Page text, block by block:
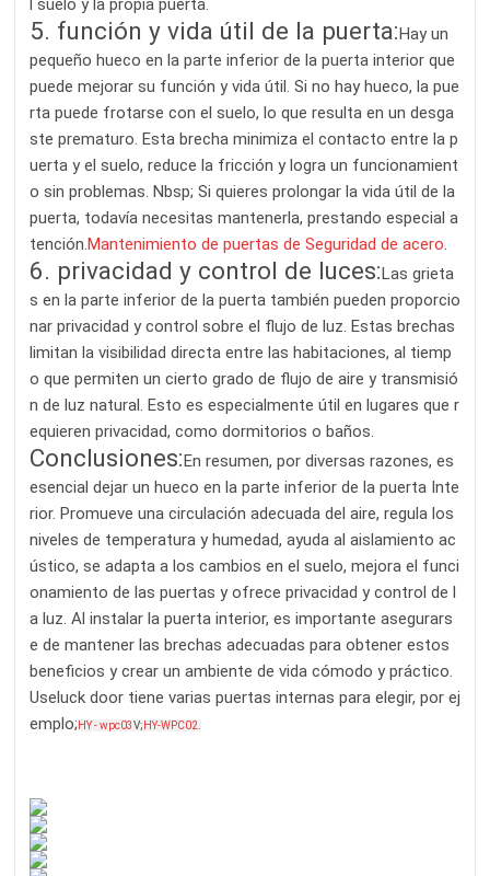
l suelo y la propia puerta.
5. función y vida útil de la puerta: Hay un
pequeño hueco en la parte inferior de la puerta interior que
puede mejorar su función y vida útil. Si no hay hueco, la pue
rta puede frotarse con el suelo, lo que resulta en un desga
ste prematuro. Esta brecha minimiza el contacto entre la p
uerta y el suelo, reduce la fricción y logra un funcionamient
o sin problemas. Nbsp; Si quieres prolongar la vida útil de la
puerta, todavía necesitas mantenerla, prestando especial a
tención.Mantenimiento de puertas de Seguridad de acero.
6. privacidad y control de luces: Las grieta
s en la parte inferior de la puerta también pueden proporcio
nar privacidad y control sobre el flujo de luz. Estas brechas
limitan la visibilidad directa entre las habitaciones, al tiemp
o que permiten un cierto grado de flujo de aire y transmisió
n de luz natural. Esto es especialmente útil en lugares que r
equieren privacidad, como dormitorios o baños.
Conclusiones: En resumen, por diversas razones, es
esencial dejar un hueco en la parte inferior de la puerta Inte
rior. Promueve una circulación adecuada del aire, regula los
niveles de temperatura y humedad, ayuda al aislamiento ac
ústico, se adapta a los cambios en el suelo, mejora el funci
onamiento de las puertas y ofrece privacidad y control de l
a luz. Al instalar la puerta interior, es importante asegurars
e de mantener las brechas adecuadas para obtener estos
beneficios y crear un ambiente de vida cómodo y práctico.
Useluck door tiene varias puertas internas para elegir, por ej
emplo; HY - wpc03V; HY-WPC02.